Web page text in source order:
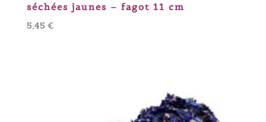
séchées jaunes – fagot 11 cm
5,45 €